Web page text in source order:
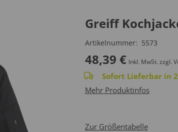
Greiff
Artikelnummer: 5573
48,39 € Inkl. MwSt. zzgl.
Sofort Lieferbar in
Mehr Produktinfos
Zur Größentabelle